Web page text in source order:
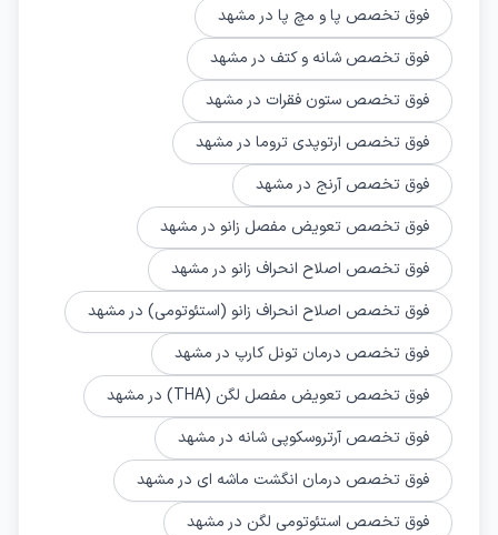
فوق تخصص پا و مچ پا در مشهد
فوق تخصص شانه و کتف در مشهد
فوق تخصص ستون فقرات در مشهد
فوق تخصص ارتوپدي تروما در مشهد
فوق تخصص آرنج در مشهد
فوق تخصص تعویض مفصل زانو در مشهد
فوق تخصص اصلاح انحراف زانو در مشهد
فوق تخصص اصلاح انحراف زانو (استئوتومی) در مشهد
فوق تخصص درمان تونل کارپ در مشهد
فوق تخصص تعویض مفصل لگن (THA) در مشهد
فوق تخصص آرتروسکوپی شانه در مشهد
فوق تخصص درمان انگشت ماشه‌ ای در مشهد
فوق تخصص استئوتومی لگن در مشهد